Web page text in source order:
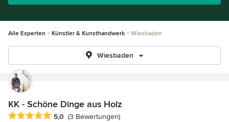
Alle Experten Künstler & Kunsthandwerk Wiesbaden
Wiesbaden
KK - Schöne Dinge aus Holz
Durchschnittliche Bewertung: 5 von 5 Sternen
5,0 (3 Bewertungen)